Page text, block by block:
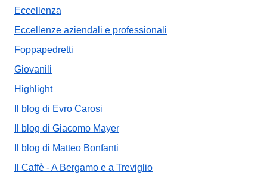
Eccellenza
Eccellenze aziendali e professionali
Foppapedretti
Giovanili
Highlight
Il blog di Evro Carosi
Il blog di Giacomo Mayer
Il blog di Matteo Bonfanti
Il Caffè - A Bergamo e a Treviglio